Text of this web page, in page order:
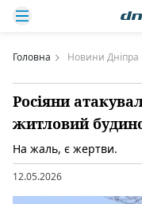
Головна Новини Дніпра
Росіяни
житловий
На жаль, є жертви.
12.05.2026